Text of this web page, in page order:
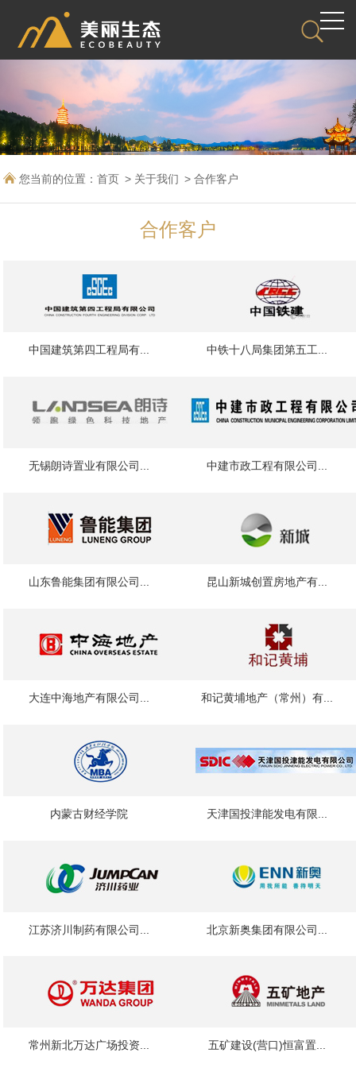
您当前的位置：首页 关于我们 合作客户
合作客户
中国建筑第四工程局有... 中铁十八局集团第五工...
无锡朗诗置业有限公司... 中建市政工程有限公司...
山东鲁能集团有限公司... 昆山新城创置房地产有...
大连中海地产有限公司... 和记黄埔地产（常州）有...
内蒙古财经学院 天津国投津能发电有限...
江苏济川制药有限公司... 北京新奥集团有限公司...
常州新北万达广场投资... 五矿建设(营口)恒富置...